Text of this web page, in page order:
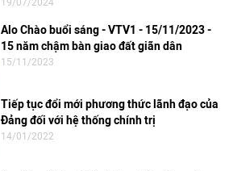
19/07/2024
Alo Chào buổi sáng - VTV1 - 15/11/2023 -
15 năm chậm bàn giao đất giãn dân
15/11/2023
Tiếp tục đổi mới phương thức lãnh đạo của
Đảng đối với hệ thống chính trị
14/01/2022